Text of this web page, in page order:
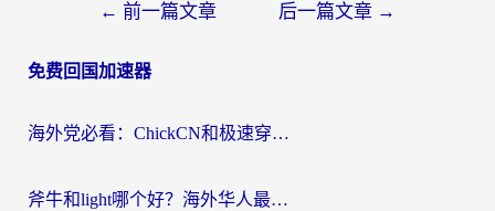
导
← 前一篇文章 后一篇文章 →
免费回国加速器
海外党必看：ChickCN和极速穿梭VPN好用吗？3招教你选对回国加速器无缝刷国内资源
斧牛和light哪个好？海外华人最关心的回国加速器选择难题，一篇讲透